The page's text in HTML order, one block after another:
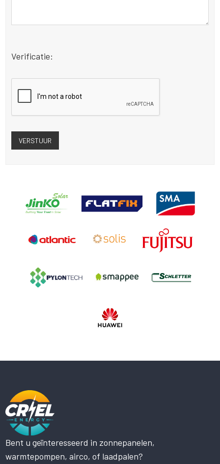
Verificatie:
Bent u geïnteresseerd in zonnepanelen,
warmtepompen, airco, of laadpalen?
Deze website maakt gebruik
van cookies.